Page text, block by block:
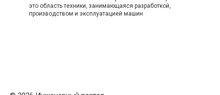
это область техники, занимающаяся разработкой,
производством и эксплуатацией машин